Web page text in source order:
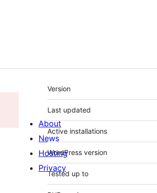
Méta
Version
Last updated
Active installations
WordPress version
Tested up to
About
News
Hosting
Privacy